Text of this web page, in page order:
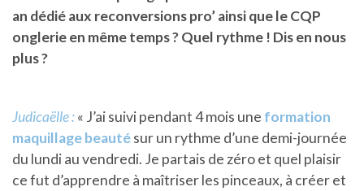
an dédié aux reconversions pro’ ainsi que le CQP
onglerie en même temps ? Quel rythme ! Dis en nous
plus ?
Judicaëlle :« J’ai suivi pendant 4 mois une formation
maquillage beautésur un rythme d’une demi-journée
du lundi au vendredi. Je partais de zéro et quel plaisir
ce fut d’apprendre à maîtriser les pinceaux, à créer et